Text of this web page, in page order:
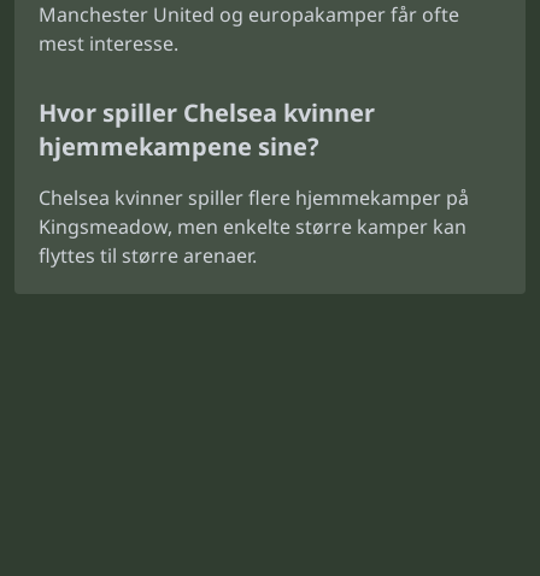
Manchester United og europakamper får ofte
mest interesse.
Hvor spiller Chelsea kvinner
hjemmekampene sine?
Chelsea kvinner spiller flere hjemmekamper på
Kingsmeadow, men enkelte større kamper kan
flyttes til større arenaer.